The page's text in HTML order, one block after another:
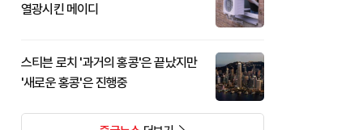
열광시킨 메이디
스티븐 로치 '과거의 홍콩'은 끝났지만
'새로운 홍콩'은 진행중